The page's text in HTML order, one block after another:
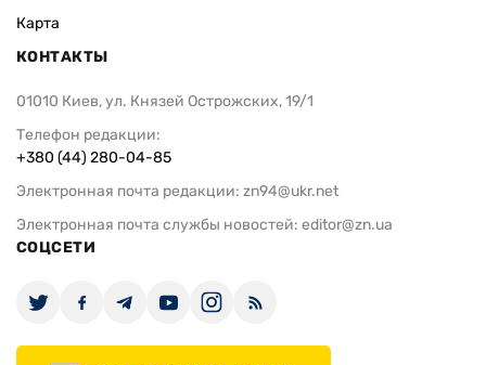
Карта
КОНТАКТЫ
01010 Киев, ул. Князей Острожских, 19/1
Телефон редакции:
+380 (44) 280-04-85
Электронная почта редакции: zn94@ukr.net
Электронная почта службы новостей: editor@zn.ua
СОЦСЕТИ